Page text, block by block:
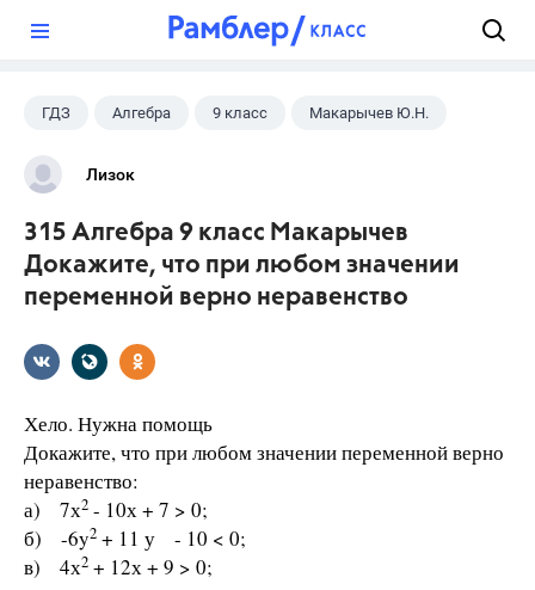
ГДЗ Алгебра 9 класс Макарычев Ю.Н.
Лизок
315 Алгебра 9 класс Макарычев
Докажите, что при любом значении
переменной верно неравенство
Хело. Нужна помощь
Докажите, что при любом значении переменной верно
неравенство:
а) 7х2 - 10х + 7 > 0;
б) -6y2 + 11 у - 10 < 0;
в) 4х2 + 12х + 9 > 0;